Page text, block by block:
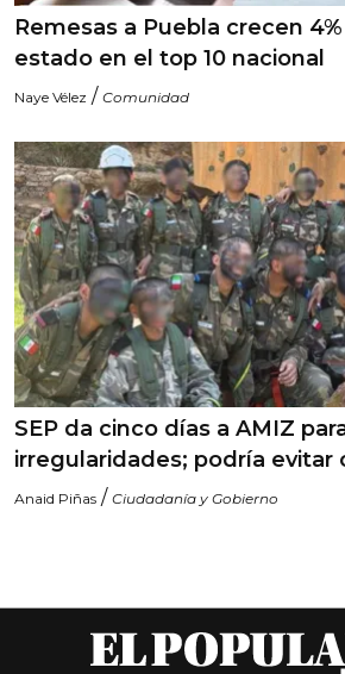
Remesas a Puebla crecen
estado en el top 10 nacional
Naye Vélez / Comunidad
SEP da cinco días a AMIZ
irregularidades; podría evitar
Anaid Piñas / Ciudadanía y Gobierno